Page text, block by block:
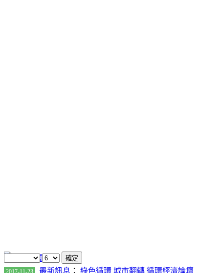
確定
最新訊息 ： 綠色循環 城市翻轉 循環經濟論壇